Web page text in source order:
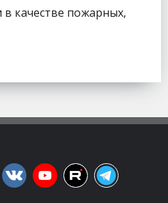
качестве пожарных,